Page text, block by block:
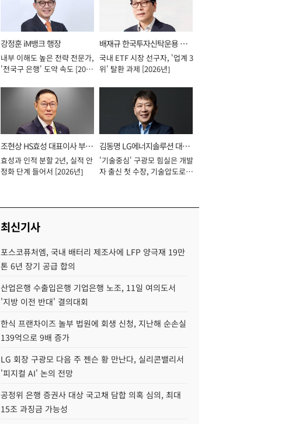
강정훈 iM뱅크 행장
내부 이해도 높은 전략 전문가,
'전국구 은행' 도약 속도 [2026
배재규 한국투자신탁운용 대
표이사 사장
국내 ETF 시장 선구자, '업계 3
위' 탈환 과제 [2026년]
조현상 HS효성 대표이사 부회
장
효성과 인적 분할 2년, 실적 안
정화 단계 들어서 [2026년]
김동명 LG에너지솔루션 대표
이사 사장
'기술중심' 구광모 힘실은 개발
자 출신 첫 수장, 기술압도로
최신기사
포스코퓨처엠, 국내 배터리 제조사에 LFP 양극재 19만
톤 6년 장기 공급 합의
산업은행 수출입은행 기업은행 노조, 11일 여의도서
'지방 이전 반대' 결의대회
한식 프랜차이즈 놀부 법원에 회생 신청, 지난해 순손실
139억으로 9배 증가
LG 회장 구광모 다음 주 젠슨 황 만난다, 실리콘밸리서
'피지컬 AI' 논의 전망
공정위 은행 증권사 대상 국고채 담합 의혹 심의, 최대
15조 과징금 가능성